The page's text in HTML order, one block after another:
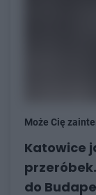
Może Cię
Katowice
do